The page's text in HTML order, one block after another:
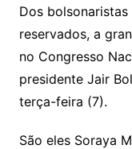
s
A
p
p
e
b
o
o
k
Dos
reservados, a
no Congresso
presidente Jair
terça-feira (7).
São eles Soraya